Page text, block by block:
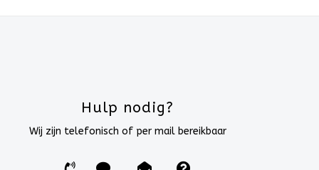
Hulp nodig?
Wij zijn telefonisch of per mail bereikbaar